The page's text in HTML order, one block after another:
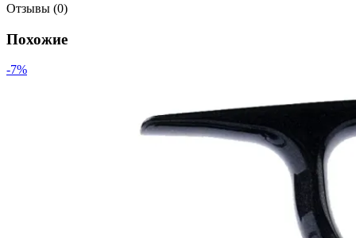
Отзывы (0)
Похожие
-7%